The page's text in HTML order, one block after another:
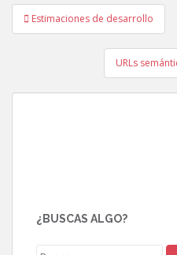
Navegación
de
Estimaciones de desarrollo
URLs
¿BUSCAS ALGO?